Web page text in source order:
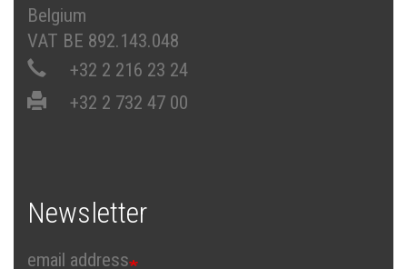
Belgium
VAT BE 892.143.048
+32 2 216 23 24
+32 2 732 47 00
Newsletter
email address